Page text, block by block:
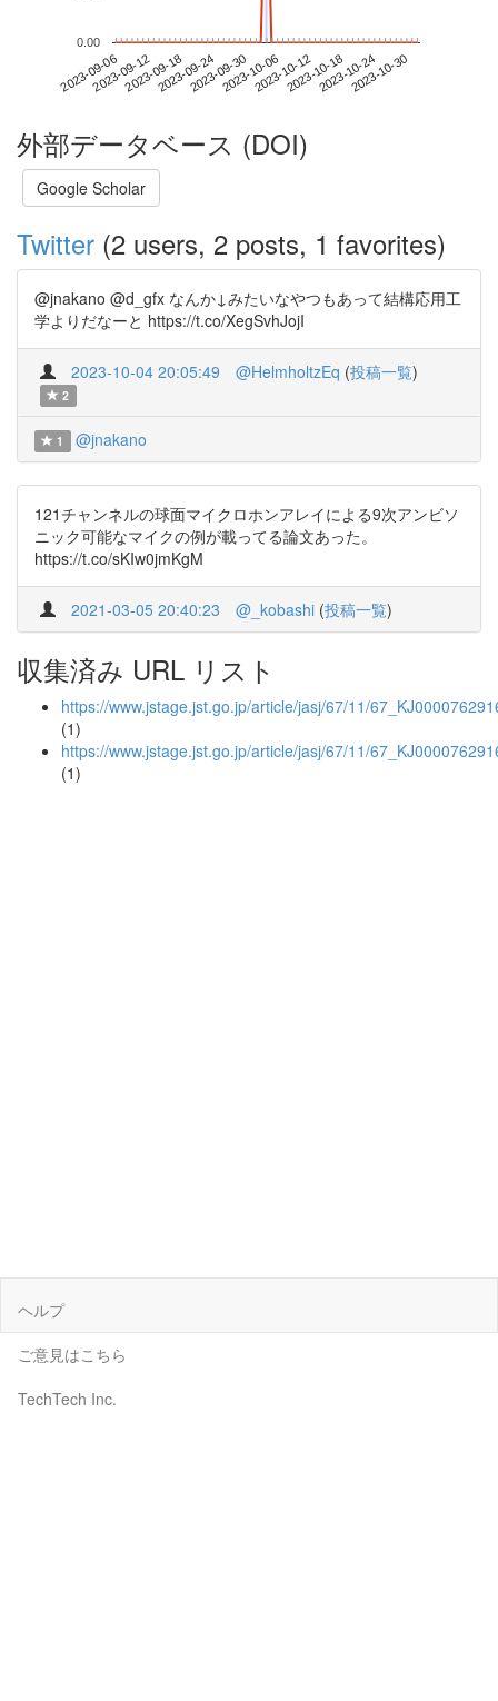
2023-09-062023-09-122023-09-182023-09-242023-09-302023-10-062023-10-122023-10-182023-10-242023-10-30
0.00
外部データベース (DOI)
Google Scholar
Twitter (2 users, 2 posts, 1 favorites)
@jnakano @d_gfx なんか↓みたいなやつもあって結構応用工
学よりだなーと https://t.co/XegSvhJojI
2023-10-04 20:05:49 @HelmholtzEq (投稿一覧)
2
1 @jnakano
121チャンネルの球面マイクロホンアレイによる9次アンビソ
ニック可能なマイクの例が載ってる論文あった。
https://t.co/sKIw0jmKgM
2021-03-05 20:40:23 @_kobashi (投稿一覧)
収集済み URL リスト
https://www.jstage.jst.go.jp/article/jasj/67/11/
(1)
https://www.jstage.jst.go.jp/article/jasj/67/11/
(1)
ヘルプ
ご意見はこちら
TechTech Inc.